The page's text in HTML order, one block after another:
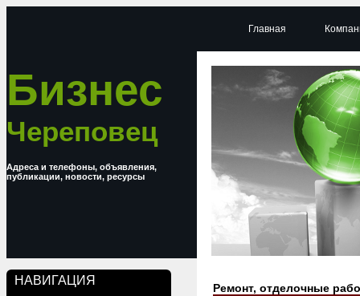
Бизнес
Череповец
Адреса и телефоны, объявления,
публикации, новости, ресурсы
НАВИГАЦИЯ
Главная
Ремонт, отделочные